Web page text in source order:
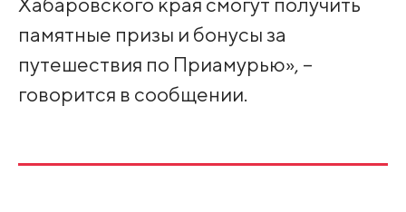
памятные призы и бонусы за
путешествия по Приамурью», –
говорится в сообщении.